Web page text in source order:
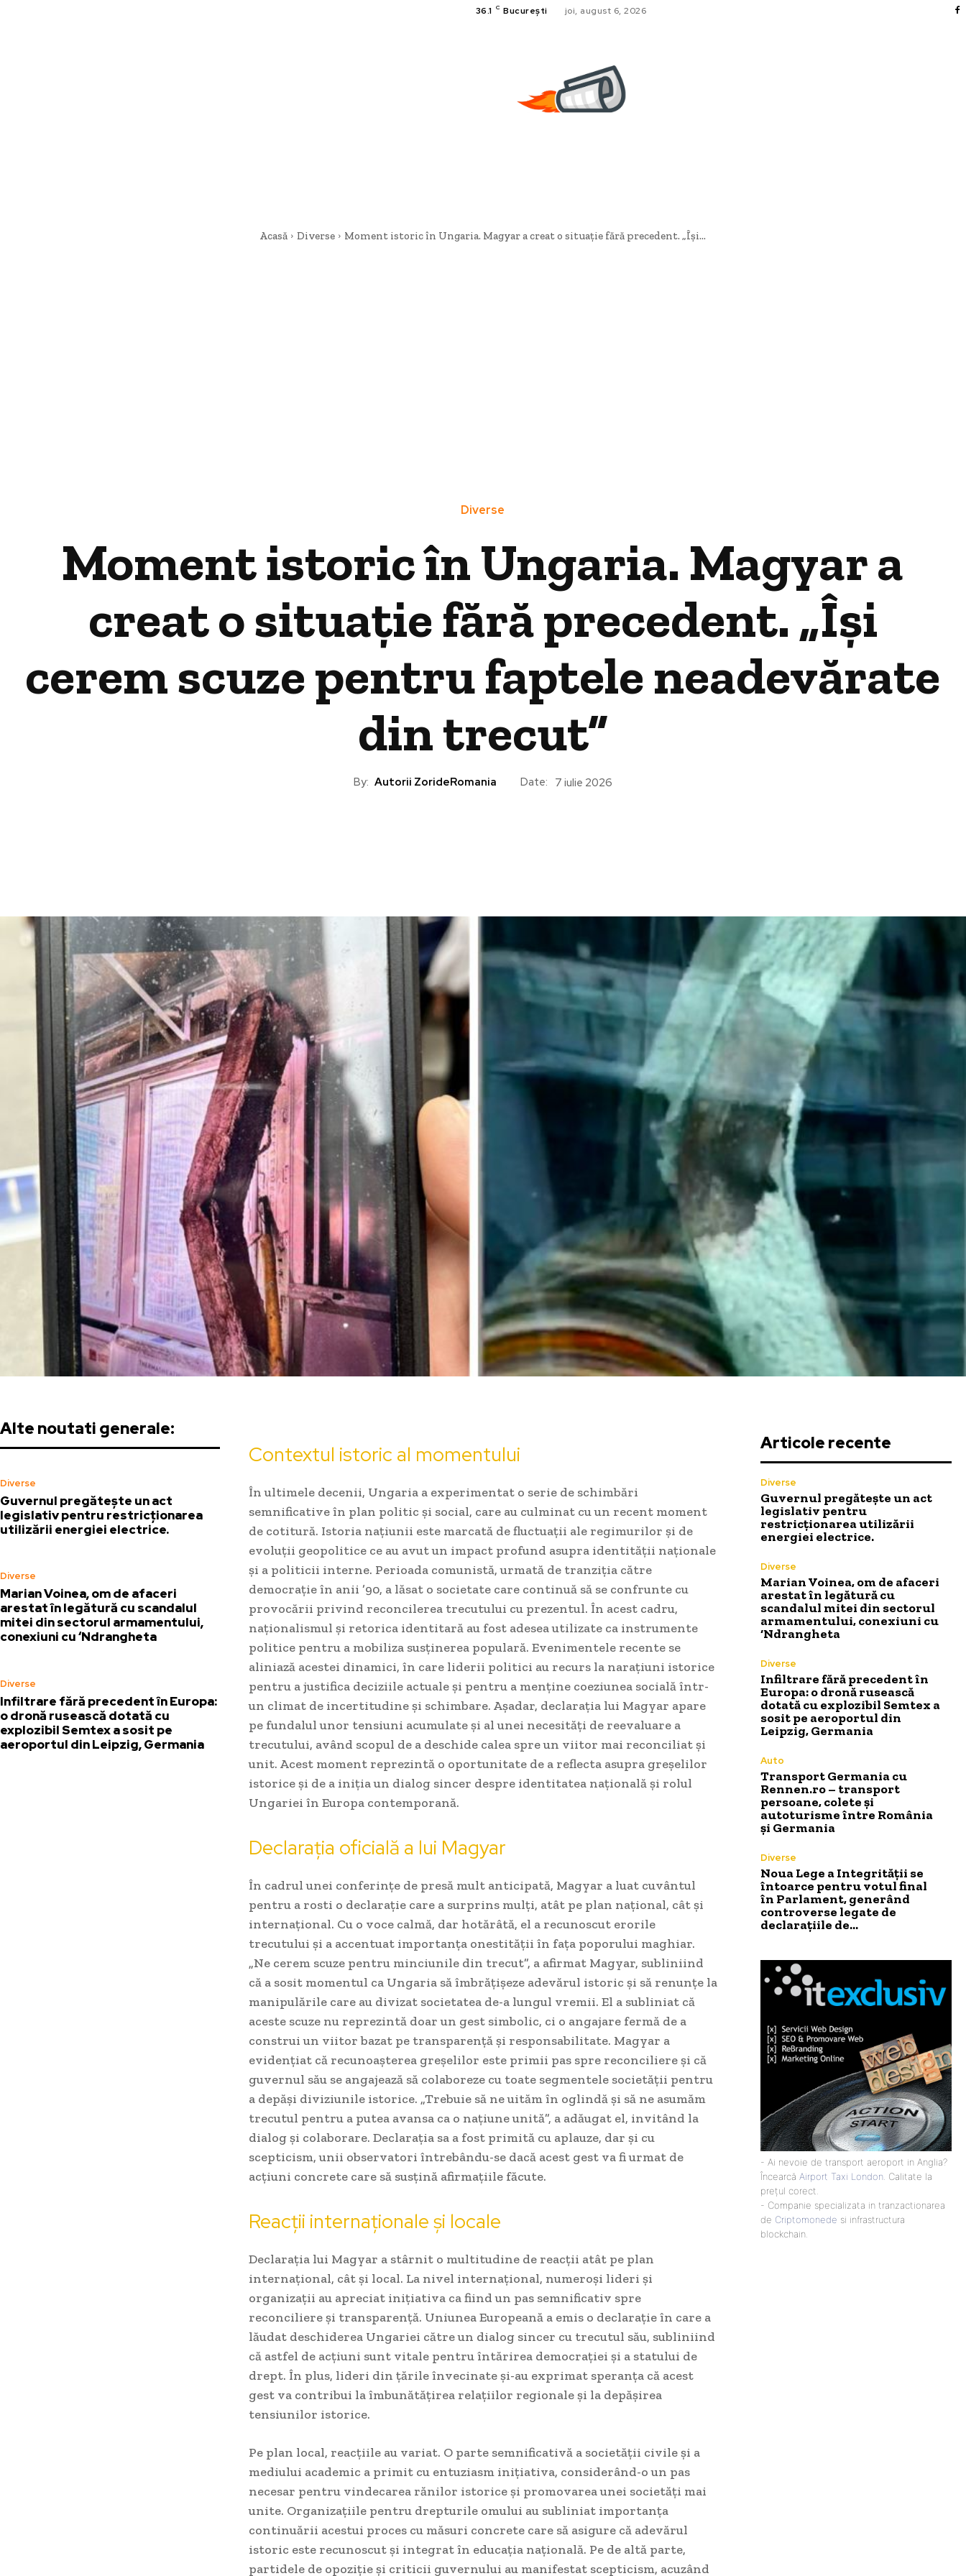
36.1 C București joi, august 6, 2026
Acasă Diverse Moment istoric în Ungaria. Magyar a creat o situație fără precedent. „Își...
Diverse
Moment istoric în Ungaria. Magyar a
creat o situație fără precedent. „Își
cerem scuze pentru faptele neadevărate
din trecut”
By: Autorii ZorideRomania Date: 7 iulie 2026
Alte noutati generale:
Diverse
Guvernul pregătește un act
legislativ pentru restricționarea
utilizării energiei electrice.
Diverse
Marian Voinea, om de afaceri
arestat în legătură cu scandalul
mitei din sectorul armamentului,
conexiuni cu ‘Ndrangheta
Diverse
Infiltrare fără precedent în Europa:
o dronă rusească dotată cu
explozibil Semtex a sosit pe
aeroportul din Leipzig, Germania
Contextul istoric al momentului
În ultimele decenii, Ungaria a experimentat o serie de schimbări
semnificative în plan politic și social, care au culminat cu un recent moment
de cotitură. Istoria națiunii este marcată de fluctuații ale regimurilor și de
evoluții geopolitice ce au avut un impact profund asupra identității naționale
și a politicii interne. Perioada comunistă, urmată de tranziția către
democrație în anii ’90, a lăsat o societate care continuă să se confrunte cu
provocării privind reconcilerea trecutului cu prezentul. În acest cadru,
naționalismul și retorica identitară au fost adesea utilizate ca instrumente
politice pentru a mobiliza susținerea populară. Evenimentele recente se
aliniază acestei dinamici, în care liderii politici au recurs la narațiuni istorice
pentru a justifica deciziile actuale și pentru a menține coeziunea socială într-
un climat de incertitudine și schimbare. Așadar, declarația lui Magyar apare
pe fundalul unor tensiuni acumulate și al unei necesități de reevaluare a
trecutului, având scopul de a deschide calea spre un viitor mai reconciliat și
unit. Acest moment reprezintă o oportunitate de a reflecta asupra greșelilor
istorice și de a iniția un dialog sincer despre identitatea națională și rolul
Ungariei în Europa contemporană.
Declarația oficială a lui Magyar
În cadrul unei conferințe de presă mult anticipată, Magyar a luat cuvântul
pentru a rosti o declarație care a surprins mulți, atât pe plan național, cât și
internațional. Cu o voce calmă, dar hotărâtă, el a recunoscut erorile
trecutului și a accentuat importanța onestității în fața poporului maghiar.
„Ne cerem scuze pentru minciunile din trecut”, a afirmat Magyar, subliniind
că a sosit momentul ca Ungaria să îmbrățișeze adevărul istoric și să renunțe la
manipulările care au divizat societatea de-a lungul vremii. El a subliniat că
aceste scuze nu reprezintă doar un gest simbolic, ci o angajare fermă de a
construi un viitor bazat pe transparență și responsabilitate. Magyar a
evidențiat că recunoașterea greșelilor este primii pas spre reconciliere și că
guvernul său se angajează să colaboreze cu toate segmentele societății pentru
a depăși diviziunile istorice. „Trebuie să ne uităm în oglindă și să ne asumăm
trecutul pentru a putea avansa ca o națiune unită”, a adăugat el, invitând la
dialog și colaborare. Declarația sa a fost primită cu aplauze, dar și cu
scepticism, unii observatori întrebându-se dacă acest gest va fi urmat de
acțiuni concrete care să susțină afirmațiile făcute.
Reacții internaționale și locale
Declarația lui Magyar a stârnit o multitudine de reacții atât pe plan
internațional, cât și local. La nivel internațional, numeroși lideri și
organizații au apreciat inițiativa ca fiind un pas semnificativ spre
reconciliere și transparență. Uniunea Europeană a emis o declarație în care a
lăudat deschiderea Ungariei către un dialog sincer cu trecutul său, subliniind
că astfel de acțiuni sunt vitale pentru întărirea democrației și a statului de
drept. În plus, lideri din țările învecinate și-au exprimat speranța că acest
gest va contribui la îmbunătățirea relațiilor regionale și la depășirea
tensiunilor istorice.
Pe plan local, reacțiile au variat. O parte semnificativă a societății civile și a
mediului academic a primit cu entuziasm inițiativa, considerând-o un pas
necesar pentru vindecarea rănilor istorice și promovarea unei societăți mai
unite. Organizațiile pentru drepturile omului au subliniat importanța
continuării acestui proces cu măsuri concrete care să asigure că adevărul
istoric este recunoscut și integrat în educația națională. Pe de altă parte,
partidele de opoziție și criticii guvernului au manifestat scepticism, acuzând
Articole recente
Diverse
Guvernul pregătește un act
legislativ pentru
restricționarea utilizării
energiei electrice.
Diverse
Marian Voinea, om de afaceri
arestat în legătură cu
scandalul mitei din sectorul
armamentului, conexiuni cu
‘Ndrangheta
Diverse
Infiltrare fără precedent în
Europa: o dronă rusească
dotată cu explozibil Semtex a
sosit pe aeroportul din
Leipzig, Germania
Auto
Transport Germania cu
Rennen.ro – transport
persoane, colete și
autoturisme între România
și Germania
Diverse
Noua Lege a Integrității se
întoarce pentru votul final
în Parlament, generând
controverse legate de
declarațiile de…
- Ai nevoie de transport aeroport in Anglia?
Încearcă Airport Taxi London . Calitate la
prețul corect.
- Companie specializata in tranzactionarea
de Criptomonede si infrastructura
blockchain.